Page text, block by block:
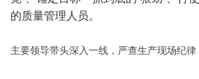
的质量管理人员。
主要领导带头深入一线，严查生产现场纪律